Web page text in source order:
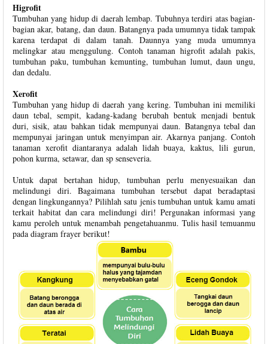
Higrofit
Tumbuhan yang hidup di daerah lembap. Tubuhnya terdiri atas bagian-
bagian akar, batang, dan daun. Batangnya pada umumnya tidak tampak
karena terdapat di dalam tanah. Daunnya yang muda umumnya
melingkar atau menggulung. Contoh tanaman higrofit adalah pakis,
tumbuhan paku, tumbuhan kemunting, tumbuhan lumut, daun ungu,
dan dedalu.
Xerofit
Tumbuhan yang hidup di daerah yang kering. Tumbuhan ini memiliki
daun tebal, sempit, kadang-kadang berubah bentuk menjadi bentuk
duri, sisik, atau bahkan tidak mempunyai daun. Batangnya tebal dan
mempunyai jaringan untuk menyimpan air. Akarnya panjang. Contoh
tanaman xerofit diantaranya adalah lidah buaya, kaktus, lili gurun,
pohon kurma, setawar, dan sp senseveria.
Untuk dapat bertahan hidup, tumbuhan perlu menyesuaikan dan
melindungi diri. Bagaimana tumbuhan tersebut dapat beradaptasi
dengan lingkungannya? Pilihlah satu jenis tumbuhan untuk kamu amati
terkait habitat dan cara melindungi diri! Pergunakan informasi yang
kamu peroleh untuk menambah pengetahuanmu. Tulis hasil temuanmu
pada diagram frayer berikut!